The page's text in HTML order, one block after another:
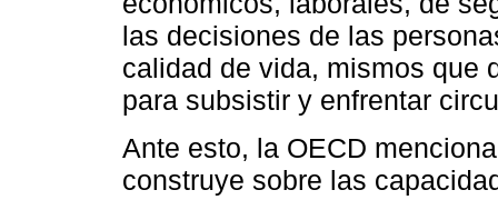
las decisiones de las
calidad de vida, mismos que
para subsistir y enfrentar
Ante esto, la OECD
construye sobre las